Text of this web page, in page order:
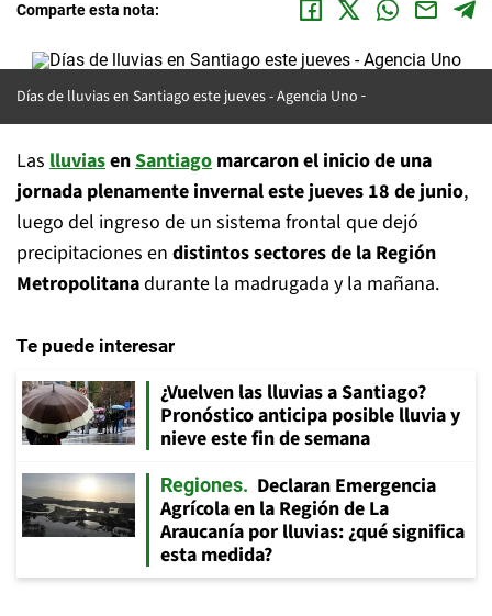
Comparte esta nota:
Días de lluvias en Santiago este jueves -Agencia Uno
Las lluviasenSantiago marcaron el inicio de una
jornada plenamente invernal este jueves 18 de junio,
luego del ingreso de un sistema frontal que dejó
precipitaciones en distintos sectores de la Región
Metropolitanadurante la madrugada y la mañana.
Te puede interesar
¿Vuelven las lluvias a Santiago?
Pronóstico anticipa posible lluvia y
nieve este fin de semana
Regiones
Declaran Emergencia
Agrícola en la Región de La
Araucanía por lluvias: ¿qué significa
esta medida?